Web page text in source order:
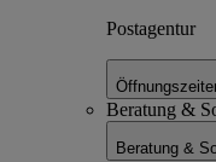
Postagentur
Beratung &
Beratung &